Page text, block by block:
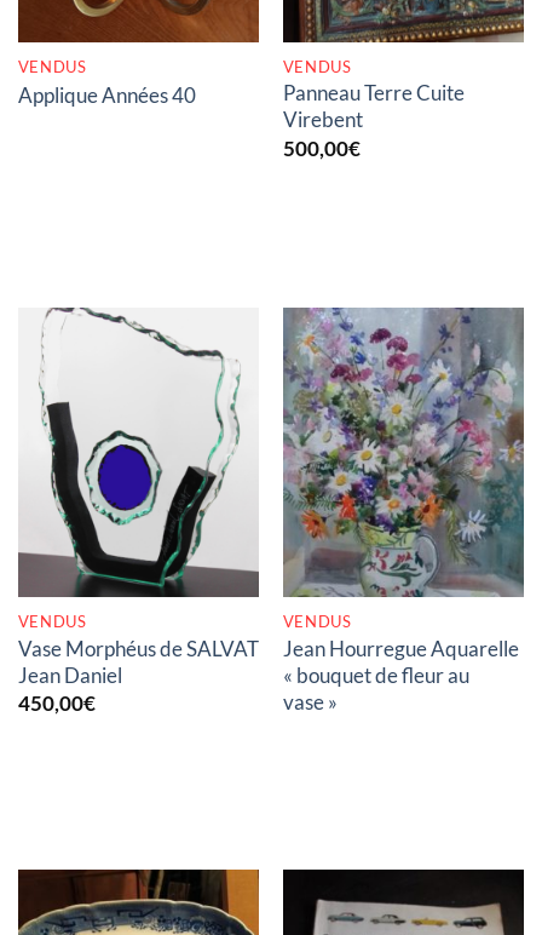
VENDUS
Applique Années 40
VENDUS
Panneau Terre Cuite
Virebent
500,00€
RUPTURE DE STOCK
VENDUS
Vase Morphéus de SALVAT
Jean Daniel
450,00€
RUPTURE DE STOCK
VENDUS
Jean Hourregue Aquarelle
« bouquet de fleur au
vase »